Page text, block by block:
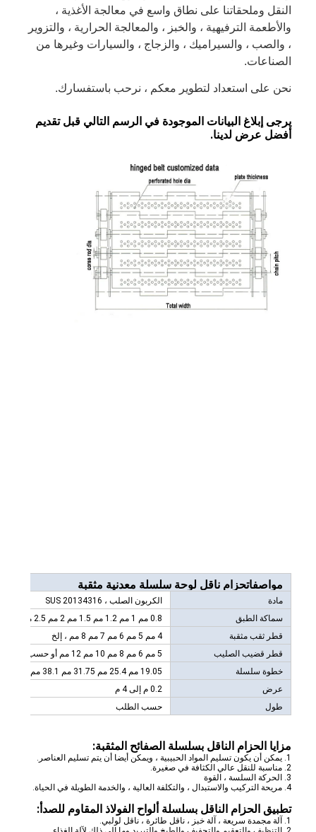
اتصل بنا
أخبار
جميع القضايا
حزام شبكي من الستانلس ستيل
شبكة الأسلاك الحلزونية
شبكة سلكية درجة حرارة عالية
حزام شبكة الغذاء
النقل وملحقاتنا على نطاق واسع في معالجة الأغذية ،
والأطعمة الترفيهية ، والخبز ، والمعالجة الحرارية ، والتزوير
، والصب ، والسيراميك ، والزجاج ، والسيارات وغيرها من
الصناعات.
نحن على استعداد لتطوير معكم ، نرحب باستفسارك.
يرجى إبلاغ البيانات الموجودة في الرسم التالي قبل تقديم
أفضل عرض لدينا.
مواصفاتحزام ناقل لوحة سلسلة معدنية مثقبة
مادة
الكربون الصلب ، SUS 20134316
سماكة الطبق
0.8 مم 1 مم 1.2 مم 1.5 مم 2 مم 2.5 مم 3 مم أو حسب الطلب
قطر ثقب مثقبة
4 مم 5 مم 6 مم 7 مم 8 مم ، إلخ
قطر قضيب الصليب
5 مم 6 مم 8 مم 10 مم 12 مم أو حسب الطلب
خطوة سلسلة
19.05 مم 25.4 مم 31.75 مم 38.1 مم 50.8 مم 76.2 مم أو حسب الطلب
عرض
0.2 م إلى 4 م
طول
حسب الطلب
مزايا الحزام الناقل بسلسلة الصفائح المثقبة:
1. يمكن أن يكون تسليم المواد الحبيبية ، ويمكن أيضا أن يتم تسليم العناصر.
2. مناسبة للنقل عالي الكثافة في صغيرة.
3. الحركة السلسة ، القوة
4. مريحة التركيب والاستبدال ، والتكلفة العالية ، والخدمة الطويلة في الحياة.
تطبيق الحزام الناقل بسلسلة ألواح الفولاذ المقاوم للصدأ:
1. آلة مجمدة سريعة ، آلة خبز ، ناقل طائرة ، ناقل لولبي.